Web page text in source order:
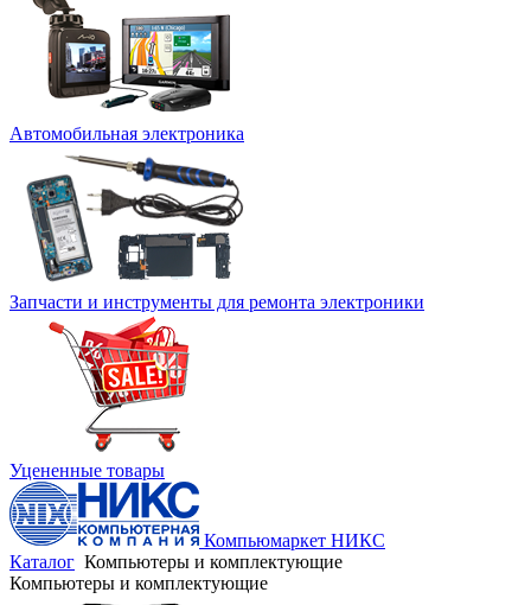
Автомобильная электроника
Запчасти и инструменты для ремонта электроники
Уцененные товары
Компьюмаркет НИКС
Каталог Компьютеры и комплектующие
Компьютеры и комплектующие